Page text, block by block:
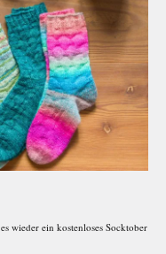
wieder ein kostenloses Socktober